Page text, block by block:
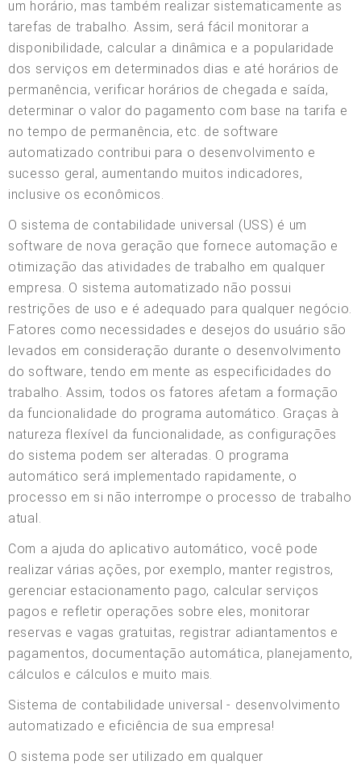
um horário, mas também realizar sistematicamente as
tarefas de trabalho. Assim, será fácil monitorar a
disponibilidade, calcular a dinâmica e a popularidade
dos serviços em determinados dias e até horários de
permanência, verificar horários de chegada e saída,
determinar o valor do pagamento com base na tarifa e
no tempo de permanência, etc. de software
automatizado contribui para o desenvolvimento e
sucesso geral, aumentando muitos indicadores,
inclusive os econômicos.
O sistema de contabilidade universal (USS) é um
software de nova geração que fornece automação e
otimização das atividades de trabalho em qualquer
empresa. O sistema automatizado não possui
restrições de uso e é adequado para qualquer negócio.
Fatores como necessidades e desejos do usuário são
levados em consideração durante o desenvolvimento
do software, tendo em mente as especificidades do
trabalho. Assim, todos os fatores afetam a formação
da funcionalidade do programa automático. Graças à
natureza flexível da funcionalidade, as configurações
do sistema podem ser alteradas. O programa
automático será implementado rapidamente, o
processo em si não interrompe o processo de trabalho
atual.
Com a ajuda do aplicativo automático, você pode
realizar várias ações, por exemplo, manter registros,
gerenciar estacionamento pago, calcular serviços
pagos e refletir operações sobre eles, monitorar
reservas e vagas gratuitas, registrar adiantamentos e
pagamentos, documentação automática, planejamento,
cálculos e cálculos e muito mais.
Sistema de contabilidade universal - desenvolvimento
automatizado e eficiência de sua empresa!
O sistema pode ser utilizado em qualquer